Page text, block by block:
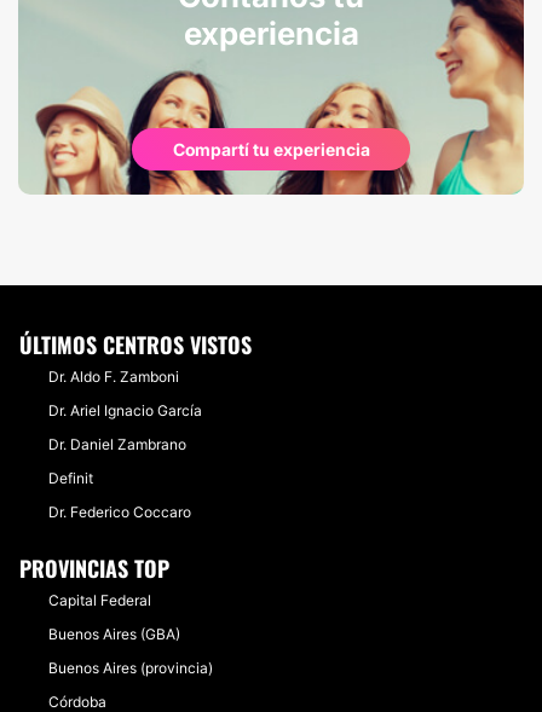
experiencia
Compartí tu experiencia
ÚLTIMOS CENTROS VISTOS
Dr. Aldo F. Zamboni
Dr. Ariel Ignacio García
Dr. Daniel Zambrano
Definit
Dr. Federico Coccaro
PROVINCIAS TOP
Capital Federal
Buenos Aires (GBA)
Buenos Aires (provincia)
Córdoba